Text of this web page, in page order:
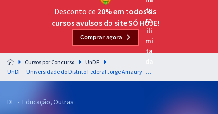
Acesso ilimitado a toda preparação para o Exame da
Residências Multiprofissionais
Preparação completa e intensiva para as principais
residências em saúde do Brasil
Desconto de 20% em todos os
cursos avulsos do site SÓ HOJE!
Comprar agora
Cursos por Concurso
UnDF
UnDF – Universidade do Distrito Federal Jorge Amaury - Conhecimentos Gerais e Específicos Comuns para Todos os Cargos (Pré-edital)
DF - Educação, Outras